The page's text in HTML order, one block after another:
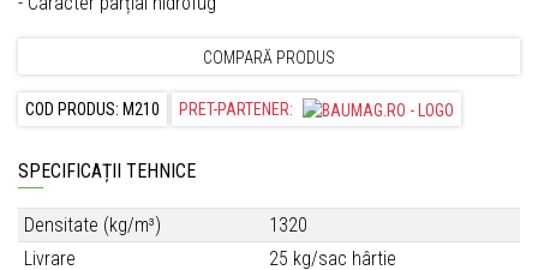
COMPARĂ PRODUS
COD PRODUS: M210 PRET-PARTENER:
SPECIFICAȚII TEHNICE
Densitate (kg/m³)
1320
Livrare
25 kg/sac hârtie